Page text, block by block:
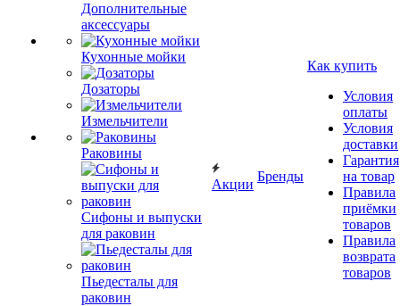
Дополнительные
аксессуары
Кухонные мойки
Дозаторы
Измельчители
Раковины
Сифоны и выпуски
для раковин
Пьедесталы для
раковин
Акции
Бренды
Как купить
Условия
оплаты
Условия
доставки
Гарантия
на товар
Правила
приёмки
товаров
Правила
возврата
товаров